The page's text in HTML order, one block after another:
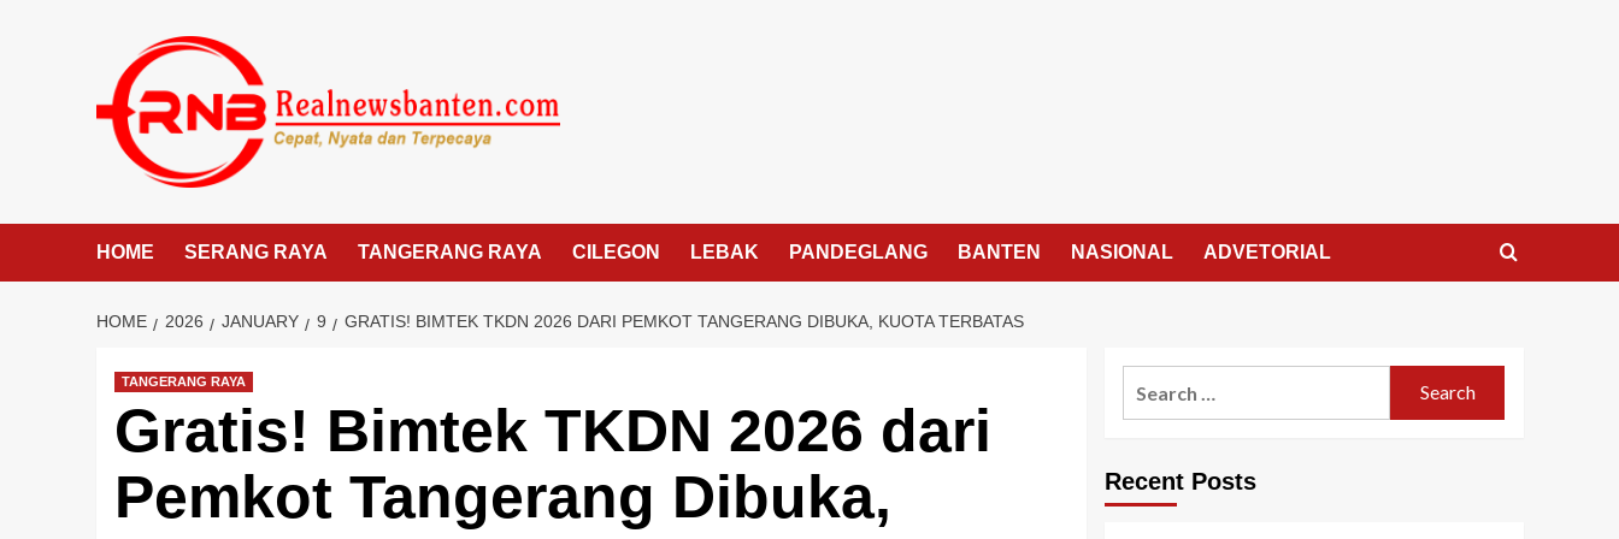
HOME SERANG RAYA TANGERANG RAYA CILEGON LEBAK PANDEGLANG BANTEN NASIONAL ADVETORIAL
HOME 2026 JANUARY 9 GRATIS! BIMTEK TKDN 2026 DARI PEMKOT TANGERANG DIBUKA, KUOTA TERBATAS
TANGERANG RAYA
Gratis! Bimtek TKDN 2026 dari
Pemkot Tangerang Dibuka,
Recent Posts